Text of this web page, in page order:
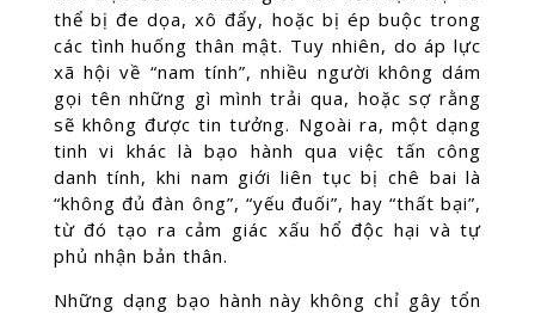
thể bị đe dọa, xô đẩy, hoặc bị ép buộc trong
các tình huống thân mật. Tuy nhiên, do áp lực
xã hội về “nam tính”, nhiều người không dám
gọi tên những gì mình trải qua, hoặc sợ rằng
sẽ không được tin tưởng. Ngoài ra, một dạng
tinh vi khác là bạo hành qua việc tấn công
danh tính, khi nam giới liên tục bị chê bai là
“không đủ đàn ông”, “yếu đuối”, hay “thất bại”,
từ đó tạo ra cảm giác xấu hổ độc hại và tự
phủ nhận bản thân.
Những dạng bạo hành này không chỉ gây tổn